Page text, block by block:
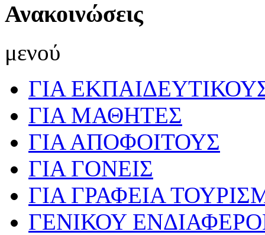
Ανακοινώσεις
μενού
ΓΙΑ
ΓΙΑ ΜΑΘΗΤΕΣ
ΓΙΑ ΑΠΟΦΟΙΤΟΥΣ
ΓΙΑ ΓΟΝΕΙΣ
ΓΙΑ ΓΡΑΦΕΙΑ
ΓΕΝΙΚΟΥ